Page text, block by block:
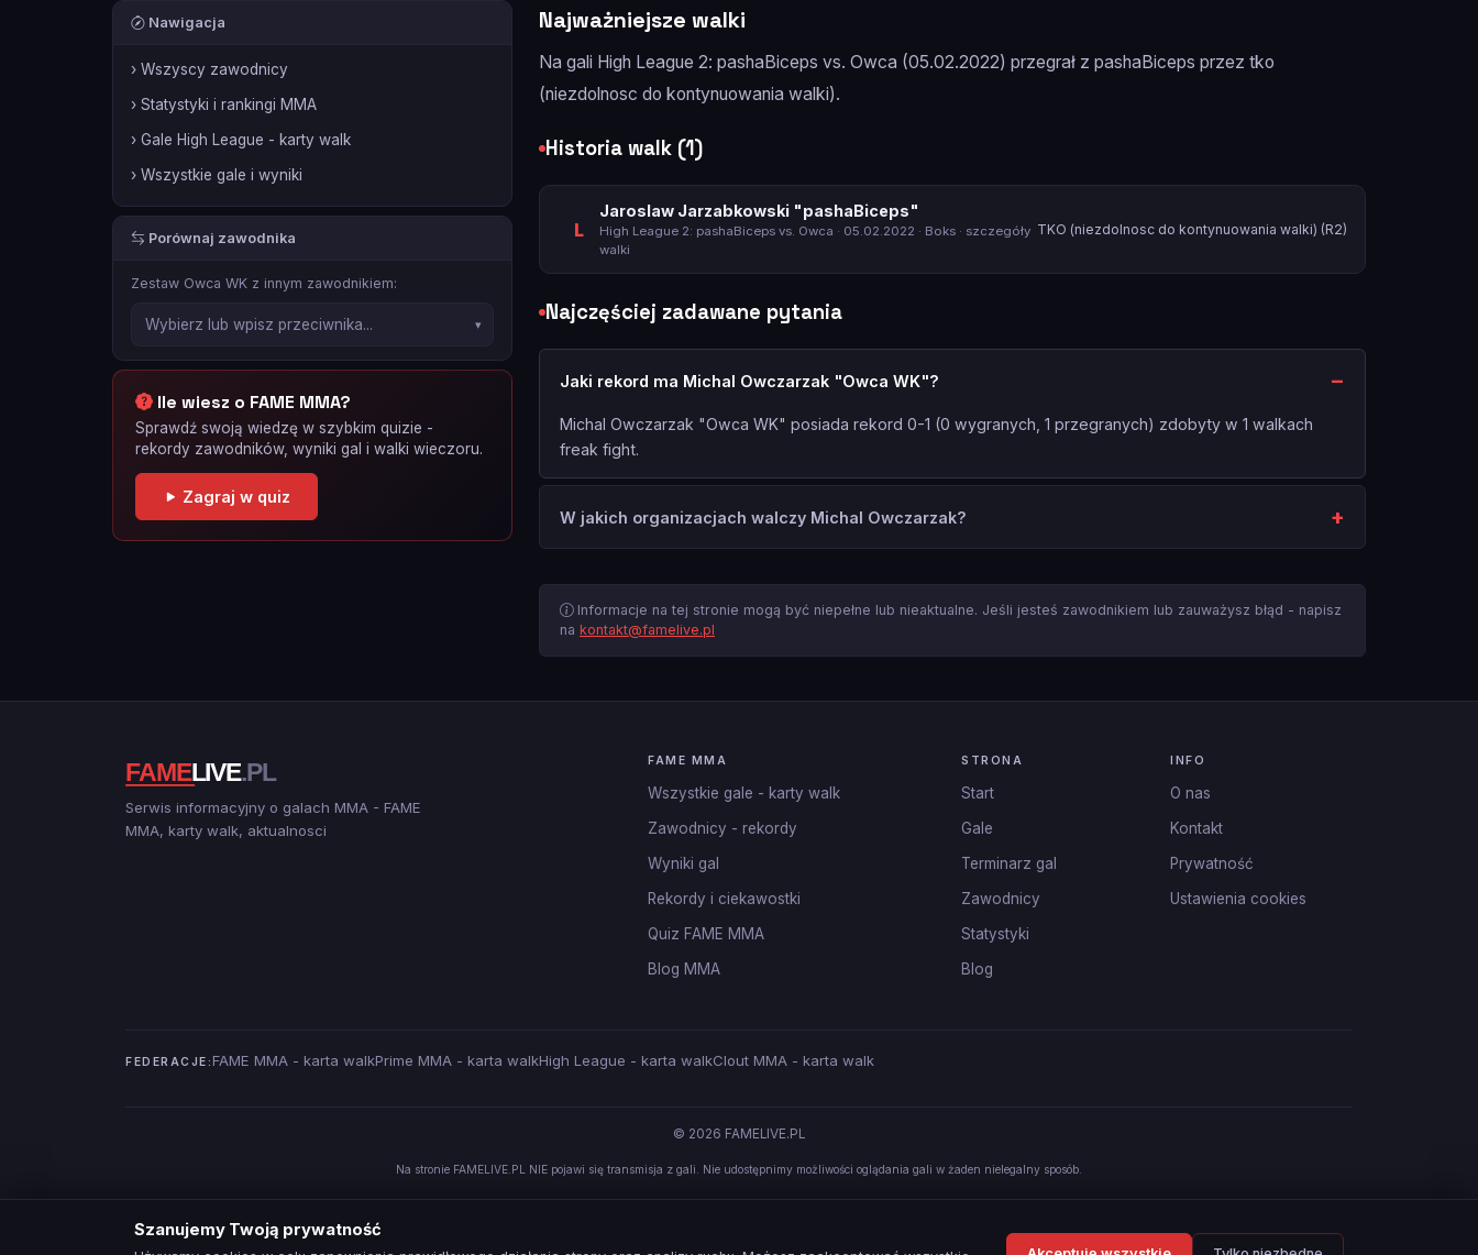
Nawigacja
› Wszyscy zawodnicy
› Statystyki i rankingi MMA
› Gale High League - karty walk
› Wszystkie gale i wyniki
Porównaj zawodnika
Zestaw Owca WK z innym zawodnikiem:
Ile wiesz o FAME MMA?
Sprawdź swoją wiedzę w szybkim quizie -
rekordy zawodników, wyniki gal i walki wieczoru.
Zagraj w quiz
Najważniejsze walki
Na gali High League 2: pashaBiceps vs. Owca (05.02.2022) przegrał z pashaBiceps przez tko
(niezdolnosc do kontynuowania walki).
Historia walk (1)
L
Jaroslaw Jarzabkowski "pashaBiceps"
High League 2: pashaBiceps vs. Owca · 05.02.2022 · Boks · szczegóły
walki
TKO (niezdolnosc do kontynuowania walki) (R2)
Najczęściej zadawane pytania
Jaki rekord ma Michal Owczarzak "Owca WK"?
Michal Owczarzak "Owca WK" posiada rekord 0-1 (0 wygranych, 1 przegranych) zdobyty w 1 walkach
freak fight.
W jakich organizacjach walczy Michal Owczarzak?
Informacje na tej stronie mogą być niepełne lub nieaktualne. Jeśli jesteś zawodnikiem lub zauważysz błąd - napisz
na kontakt@famelive.pl
Serwis informacyjny o galach MMA - FAME
MMA, karty walk, aktualnosci
FAME MMA
Wszystkie gale - karty walk
Zawodnicy - rekordy
Wyniki gal
Rekordy i ciekawostki
Quiz FAME MMA
Blog MMA
STRONA
Start
Gale
Terminarz gal
Zawodnicy
Statystyki
Blog
INFO
O nas
Kontakt
Prywatność
Ustawienia cookies
FEDERACJE: FAME MMA - karta walkPrime MMA - karta walkHigh League - karta walkClout MMA - karta walk
© 2026 FAMELIVE.PL
Na stronie FAMELIVE.PL NIE pojawi się transmisja z gali. Nie udostępnimy możliwości oglądania gali w żaden nielegalny sposób.
Szanujemy Twoją prywatność